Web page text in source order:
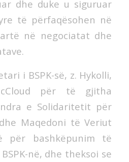
dhe duke u siguruar
të përfaqësohen në
në negociatat dhe
i BSPK-së, z. Hykolli,
për të gjitha
e Solidaritetit për
Maqedoni të Veriut
për bashkëpunim të
në, dhe theksoi se